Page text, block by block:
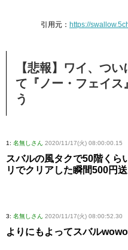
引用元： https://
【悲報】ワイ、つ
て『ノー・フェイス
う
1: 名無しさん 2020/11/17(火) 08:00:00.15
スバルの風タクで50階くら
リでクリアした瞬間500円
3: 名無しさん 2020/11/17(火) 08:00:52.30
よりにもよってスバル